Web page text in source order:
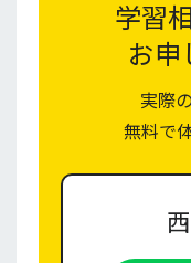
学習
お申
実際
無料で